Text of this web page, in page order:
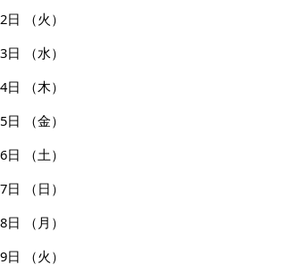
2日
（火）
3日
（水）
4日
（木）
5日
（金）
6日
（土）
7日
（日）
8日
（月）
9日
（火）